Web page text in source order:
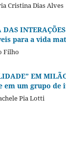
Cristina Dias Alves
INTERAÇÕES
para a vida
Filho
EM
em um grupo de
Pia Lotti